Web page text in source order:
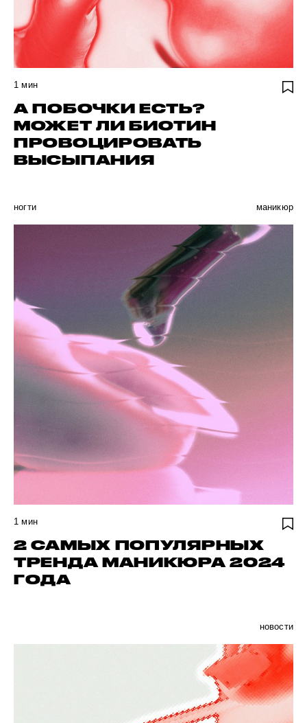
1 мин
А ПОБОЧКИ ЕСТЬ?
МОЖЕТ ЛИ БИОТИН
ПРОВОЦИРОВАТЬ
ВЫСЫПАНИЯ
ногти маникюр
1 мин
2 САМЫХ ПОПУЛЯРНЫХ
ТРЕНДА МАНИКЮРА 2024
ГОДА
новости